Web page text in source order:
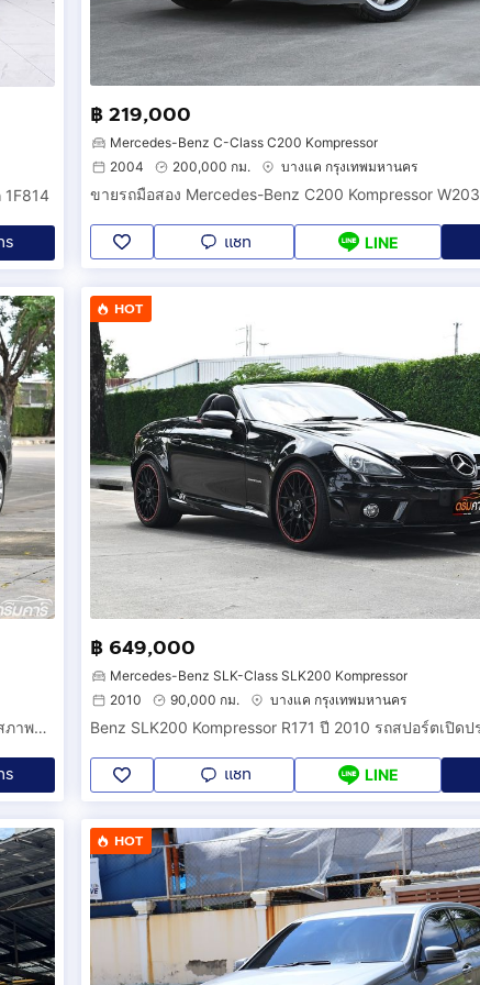
1F814
ร
฿ 219,000
Mercedes-Benz C-Class C200 Kompressor
2004
200,000 กม. บางแค กรุงเทพมหานคร
แชท LINE
รถ Benz C200 มือสอง W204 ปี 2011 Elegance รถออกศูนย์ไทยสภาพสวยเดิมประวัติชัดเจนผ่อนสบาย B0EF
ร
HOT
฿ 649,000
Mercedes-Benz SLK-Class SLK200 Kompressor
2010
90,000 กม. บางแค กรุงเทพมหานคร
แชท LINE
HOT